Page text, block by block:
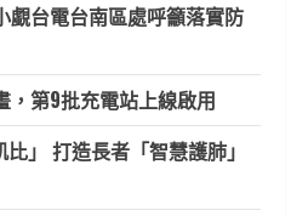
覷台電台南區處呼籲落實防
，第9批充電站上線啟用
」 打造長者「智慧護肺」